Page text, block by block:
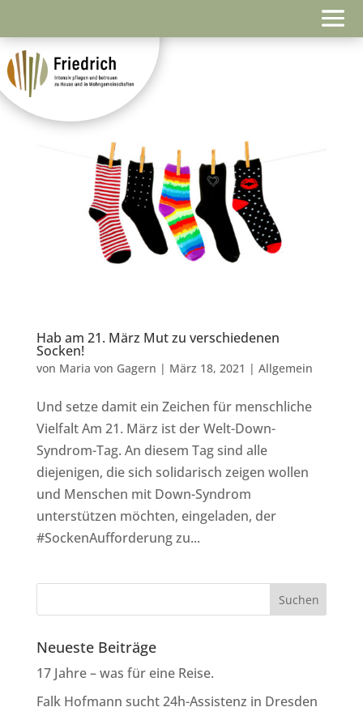
Hab am 21. März Mut zu verschiedenen
Socken!
von Maria von Gagern | März 18, 2021 | Allgemein
Und setze damit ein Zeichen für menschliche
Vielfalt Am 21. März ist der Welt-Down-
Syndrom-Tag. An diesem Tag sind alle
diejenigen, die sich solidarisch zeigen wollen
und Menschen mit Down-Syndrom
unterstützen möchten, eingeladen, der
#SockenAufforderung zu...
Neueste Beiträge
17 Jahre – was für eine Reise.
Falk Hofmann sucht 24h-Assistenz in Dresden